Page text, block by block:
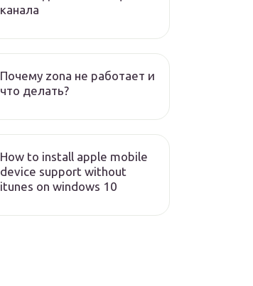
канала
Почему zona не работает и
что делать?
How to install apple mobile
device support without
itunes on windows 10